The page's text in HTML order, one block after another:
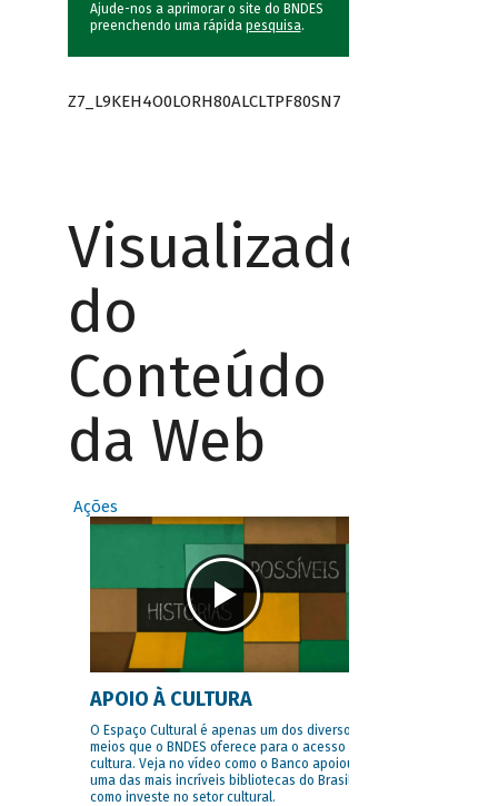
Ajude-nos a aprimorar o site do BNDES
preenchendo uma rápida pesquisa.
Z7_L9KEH4O0LORH80ALCLTPF80SN7
Visualizador
do
Conteúdo
da Web
Ações
APOIO À CULTURA
O Espaço Cultural é apenas um dos diversos
meios que o BNDES oferece para o acesso à
cultura. Veja no vídeo como o Banco apoiou
uma das mais incríveis bibliotecas do Brasil e
como investe no setor cultural.